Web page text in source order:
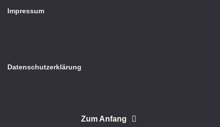
Impressum
Datenschutzerklärung
Zum Anfang